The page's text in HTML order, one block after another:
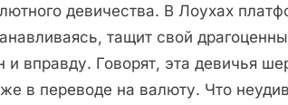
девичества. В Лоухах
тащит свой
вправду. Говорят, эта девичья
в переводе на валюту. Что